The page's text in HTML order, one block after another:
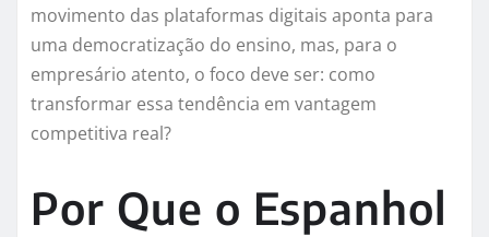
movimento das plataformas digitais aponta para
uma democratização do ensino, mas, para o
empresário atento, o foco deve ser: como
transformar essa tendência em vantagem
competitiva real?
Por Que o Espanhol